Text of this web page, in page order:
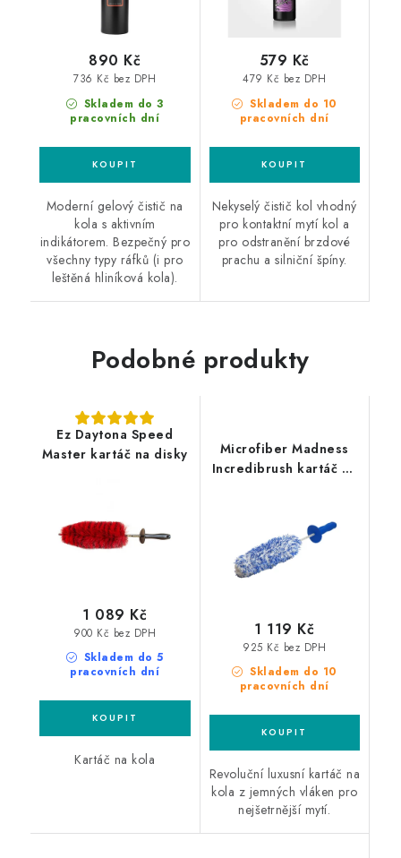
Skladem do 3
pracovních dní
736 Kč bez DPH
890 Kč
Moderní gelový čistič na
kola s aktivním
indikátorem. Bezpečný pro
všechny typy ráfků (i pro
leštěná hliníková kola).
Skladem do 10
pracovních dní
479 Kč bez DPH
579 Kč
Nekyselý čistič kol vhodný
pro kontaktní mytí kol a
pro odstranění brzdové
prachu a silniční špíny.
Podobné produkty
Ez Daytona Speed
Master kartáč na disky
Skladem do 5
pracovních dní
900 Kč bez DPH
1 089 Kč
Kartáč na kola
Microfiber Madness
Incredibrush kartáč na
Skladem do 10
pracovních dní
925 Kč bez DPH
1 119 Kč
Revoluční luxusní kartáč na
kola z jemných vláken pro
nejšetrnější mytí.